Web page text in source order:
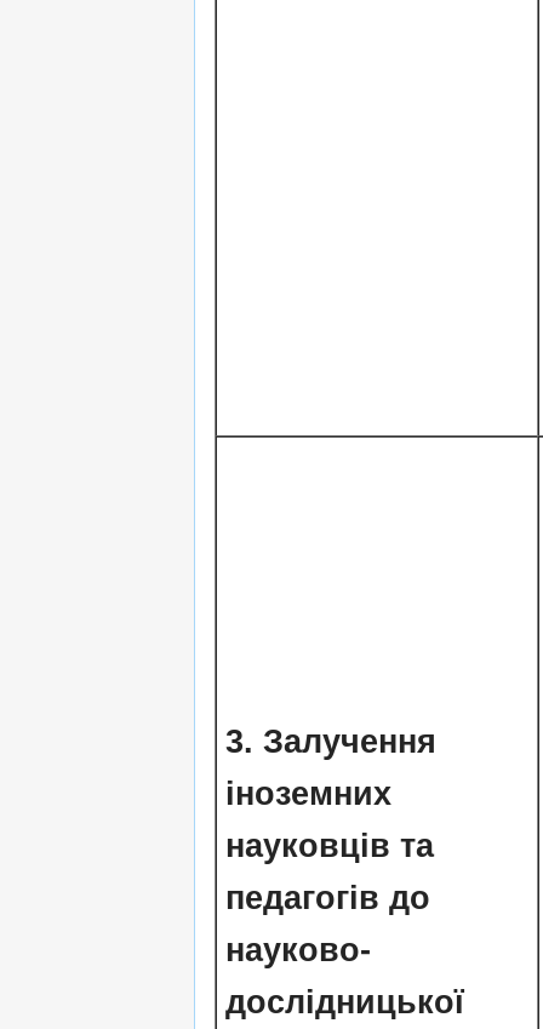
3. Залучення
іноземних
науковців та
педагогів до
науково-
дослідницької